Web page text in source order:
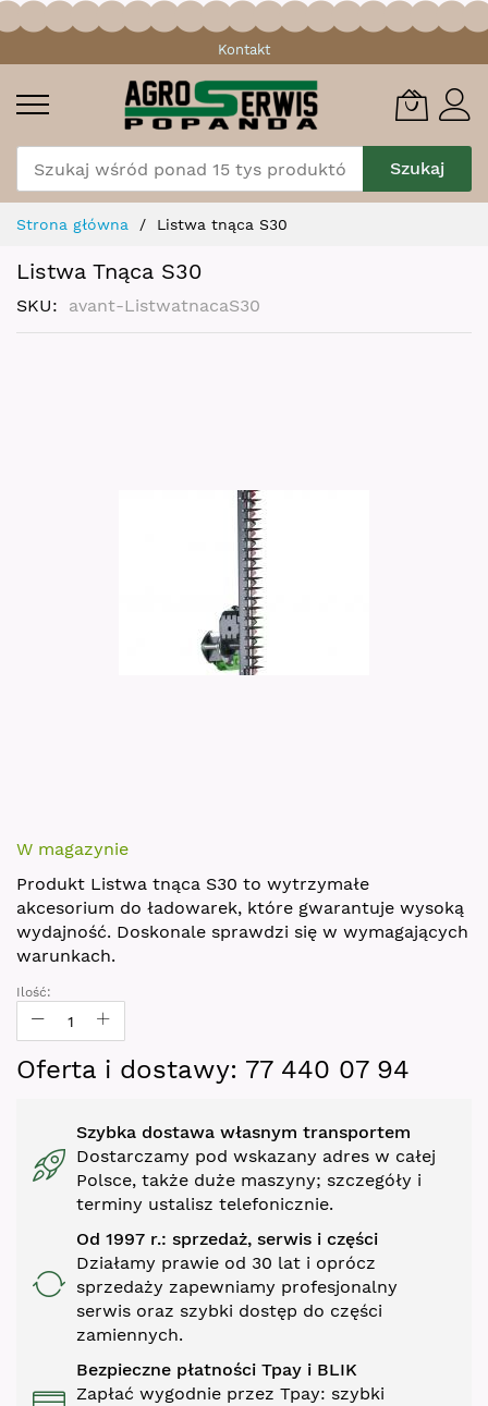
Przejdź
Kontakt
Szukaj
Strona główna Listwa tnąca S30
Listwa Tnąca S30
SKU avant-ListwatnacaS30
to
beginning
of
the
images
gallery
W magazynie
Produkt Listwa tnąca S30 to wytrzymałe
akcesorium do ładowarek, które gwarantuje wysoką
wydajność. Doskonale sprawdzi się w wymagających
warunkach.
Ilość:
Oferta i dostawy: 77 440 07 94
Szybka dostawa własnym transportem
Dostarczamy pod wskazany adres w całej
Polsce, także duże maszyny; szczegóły i
terminy ustalisz telefonicznie.
Od 1997 r.: sprzedaż, serwis i części
Działamy prawie od 30 lat i oprócz
sprzedaży zapewniamy profesjonalny
serwis oraz szybki dostęp do części
zamiennych.
Bezpieczne płatności Tpay i BLIK
Zapłać wygodnie przez Tpay: szybki